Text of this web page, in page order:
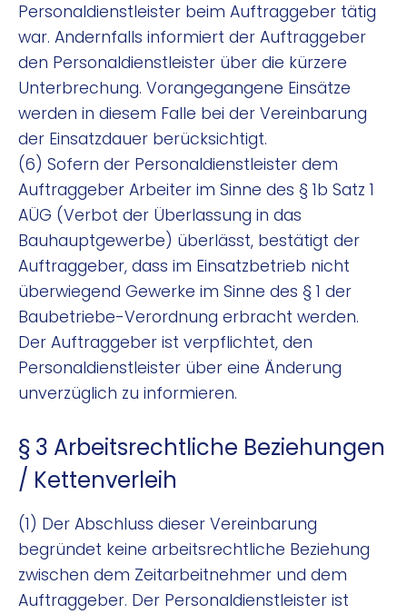
Personaldienstleister beim Auftraggeber tätig
war. Andernfalls informiert der Auftraggeber
den Personaldienstleister über die kürzere
Unterbrechung. Vorangegangene Einsätze
werden in diesem Falle bei der Vereinbarung
der Einsatzdauer berücksichtigt.
(6) Sofern der Personaldienstleister dem
Auftraggeber Arbeiter im Sinne des § 1b Satz 1
AÜG (Verbot der Überlassung in das
Bauhauptgewerbe) überlässt, bestätigt der
Auftraggeber, dass im Einsatzbetrieb nicht
überwiegend Gewerke im Sinne des § 1 der
Baubetriebe-Verordnung erbracht werden.
Der Auftraggeber ist verpflichtet, den
Personaldienstleister über eine Änderung
unverzüglich zu informieren.
§ 3 Arbeitsrechtliche Beziehungen
/ Kettenverleih
(1) Der Abschluss dieser Vereinbarung
begründet keine arbeitsrechtliche Beziehung
zwischen dem Zeitarbeitnehmer und dem
Auftraggeber. Der Personaldienstleister ist